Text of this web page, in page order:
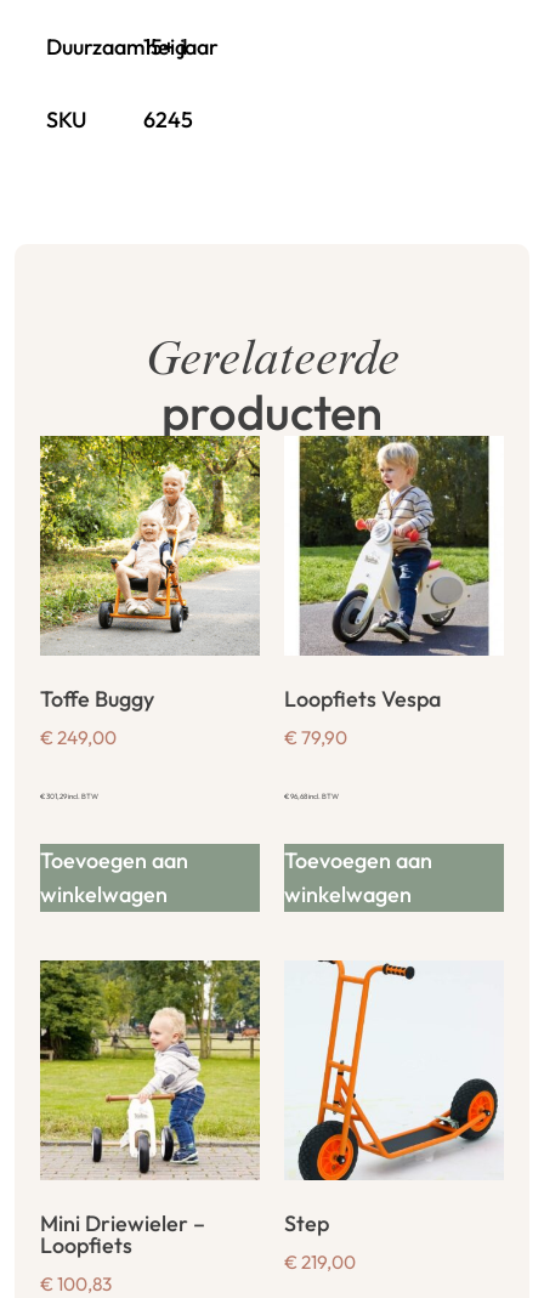
Duurzaamheid
15+ jaar
SKU 6245
Gerelateerde
producten
Toffe Buggy
€ 249,00
€301,29incl. BTW
Toevoegen aan
winkelwagen
Loopfiets Vespa
€ 79,90
€96,68incl. BTW
Toevoegen aan
winkelwagen
Mini Driewieler –
Loopfiets
€ 100,83
Step
€ 219,00